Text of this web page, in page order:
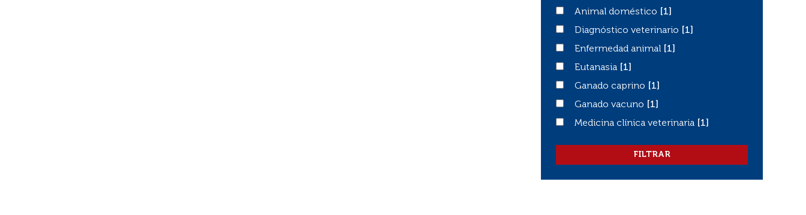
Animal doméstico
Animal doméstico
[1]
Diagnóstico veterinario
Diagnóstico veterinario
[1]
Enfermedad animal
Enfermedad animal
[1]
Eutanasia
Eutanasia
[1]
Ganado caprino
Ganado caprino
[1]
Ganado vacuno
Ganado vacuno
[1]
Medicina clínica veterinaria
Medicina clínica veterinaria [1]